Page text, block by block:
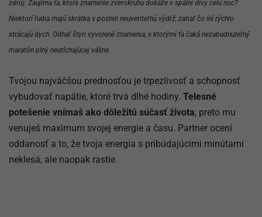
zdroj: Zaujíma ťa, ktoré znamenie zverokruhu dokáže v spálni divy celú noc?
Niektorí ľudia majú skrátka v posteli neuveriteľnú výdrž, zatiaľ čo iní rýchlo
strácajú dych. Odhaľ štyri vyvolené znamenia, s ktorými ťa čaká nezabudnuteľný
maratón plný neutíchajúcej vášne.
Tvojou najväčšou prednosťou je trpezlivosť a schopnosť
vybudovať napätie, ktoré trvá dlhé hodiny. Telesné
potešenie vnímaš ako dôležitú súčasť života, preto mu
venuješ maximum svojej energie a času. Partner ocení
oddanosť a to, že tvoja energia s pribúdajúcimi minútami
neklesá, ale naopak rastie.